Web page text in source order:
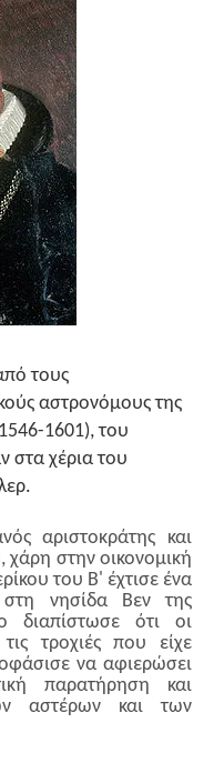
τους
αστρονόμους της
1601), του
στα χέρια του
αριστοκράτης και
στην οικονομική
του B' έχτισε ένα
στη νησίδα Βεν της
διαπίστωσε ότι οι
τροχιές που είχε
να αφιερώσει
παρατήρηση και
αστέρων και των